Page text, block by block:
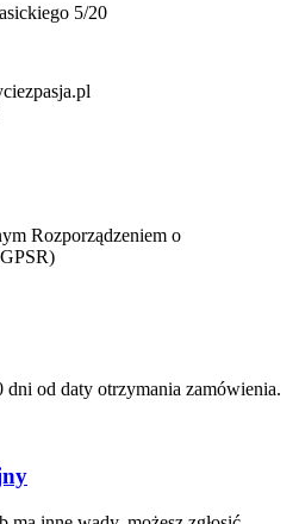
5/20
Rozporządzeniem o
od daty otrzymania zamówienia.